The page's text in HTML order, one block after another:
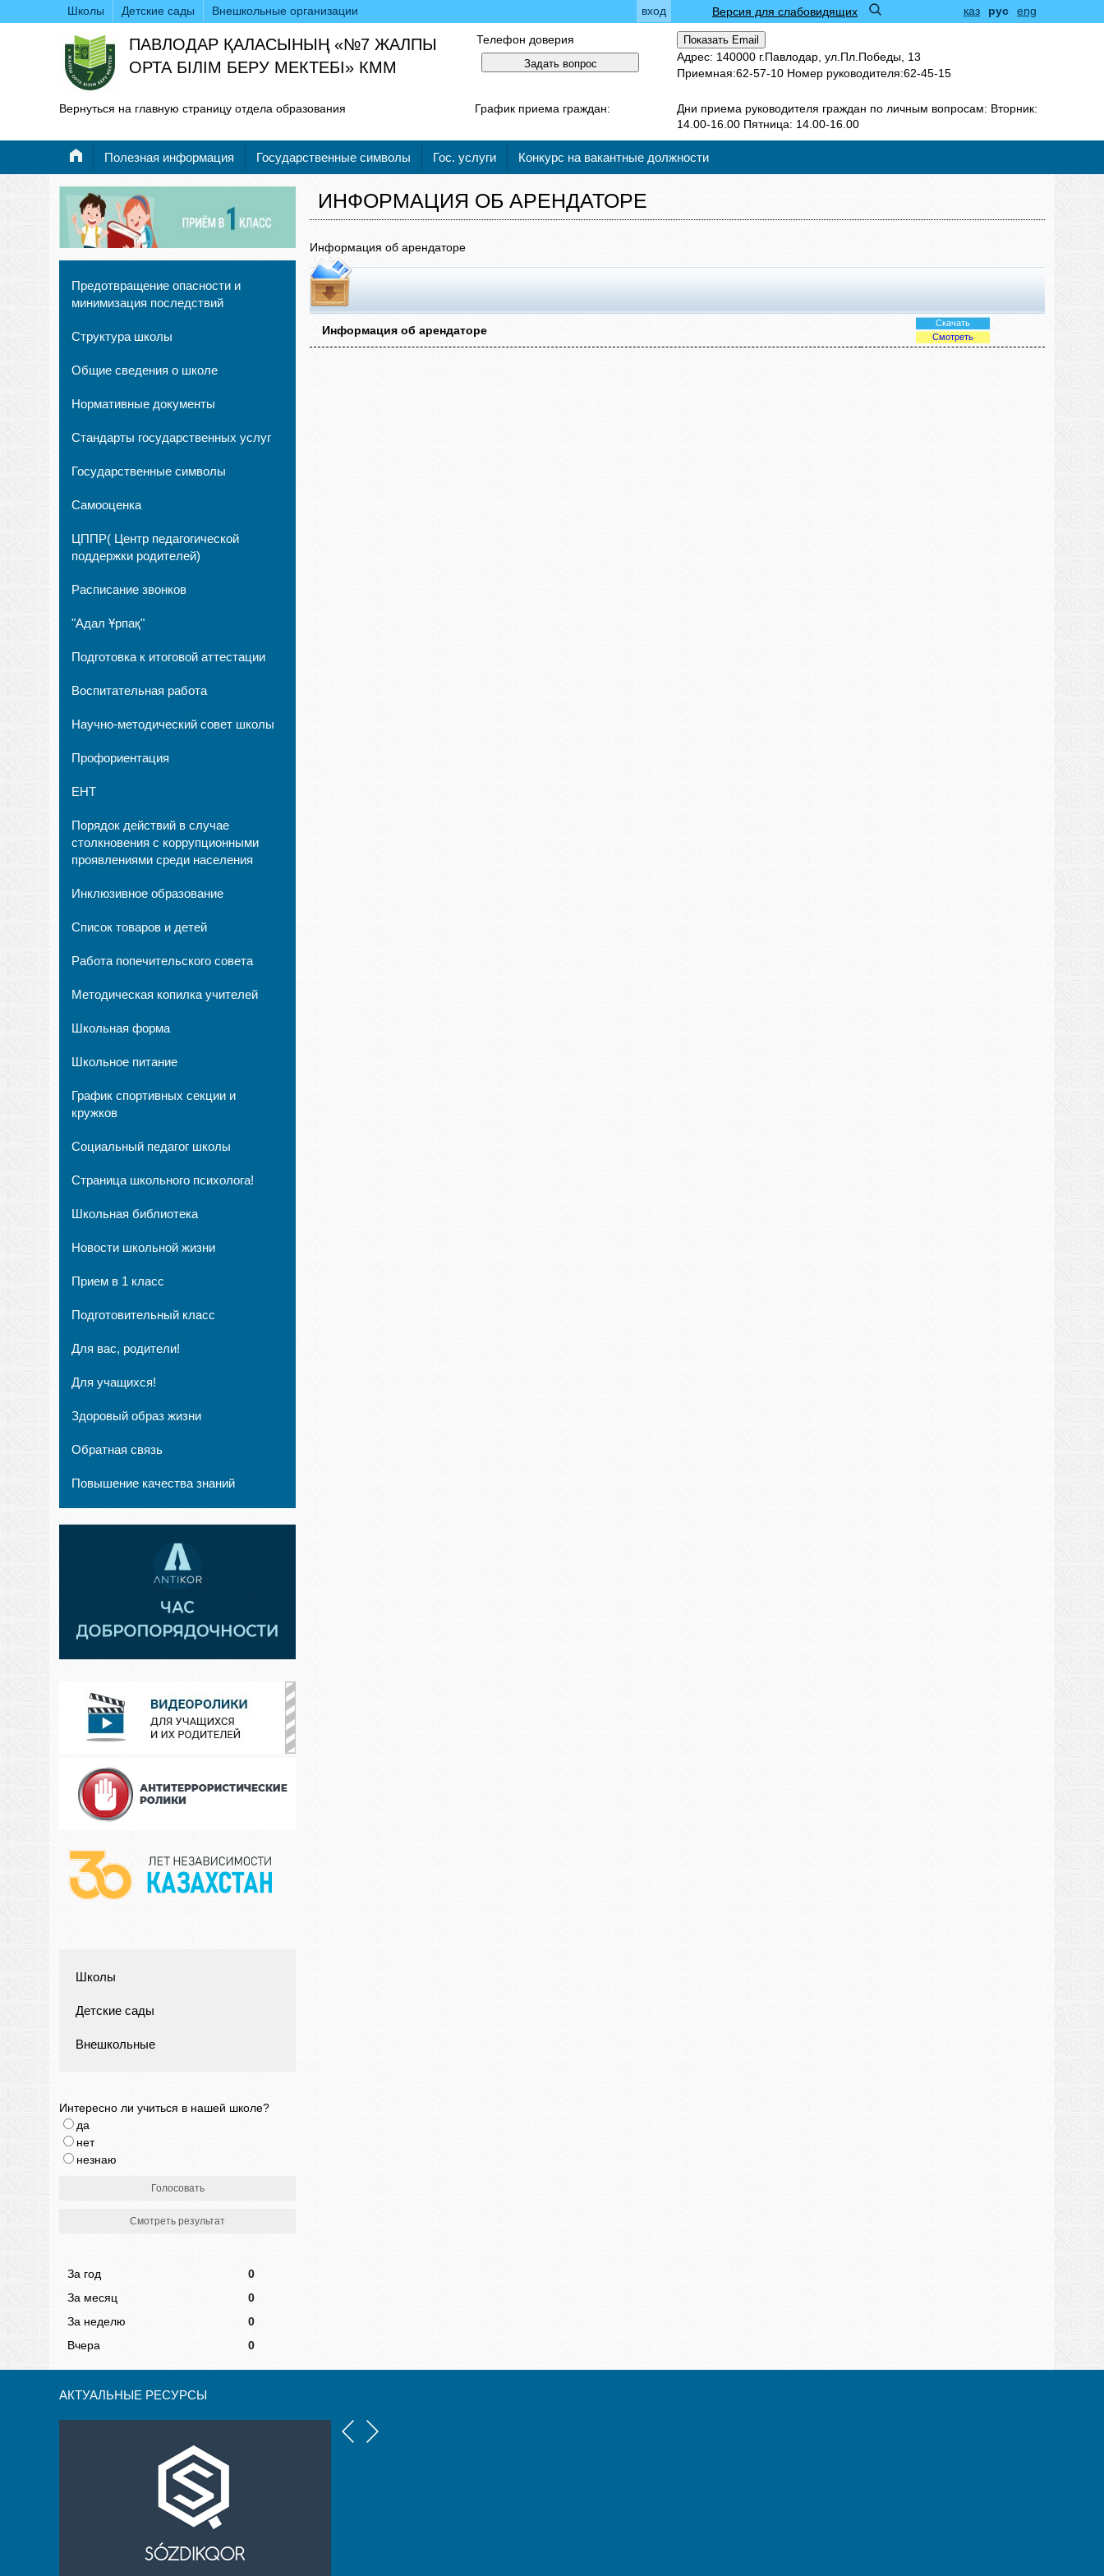
Школы Детские сады Внешкольные организации қаз рус eng
Версия для слабовидящих
вход
ПАВЛОДАР ҚАЛАСЫНЫҢ «№7 ЖАЛПЫ
ОРТА БІЛІМ БЕРУ МЕКТЕБІ» КММ
Телефон доверия
Задать вопрос
Показать Email
Адрес: 140000 г.Павлодар, ул.Пл.Победы, 13
Приемная:62-57-10 Номер руководителя:62-45-15
Вернуться на главную страницу отдела образования График приема граждан:
Дни приема руководителя граждан по личным вопросам: Вторник:
14.00-16.00 Пятница: 14.00-16.00
Полезная информация Государственные символы Гос. услуги Конкурс на вакантные должности
Предотвращение опасности и
минимизация последствий
Структура школы
Общие сведения о школе
Нормативные документы
Стандарты государственных услуг
Государственные символы
Самооценка
ЦППР( Центр педагогической
поддержки родителей)
Расписание звонков
"Адал Ұрпақ"
Подготовка к итоговой аттестации
Воспитательная работа
Научно-методический совет школы
Профориентация
ЕНТ
Порядок действий в случае
столкновения с коррупционными
проявлениями среди населения
Инклюзивное образование
Список товаров и детей
Работа попечительского совета
Методическая копилка учителей
Школьная форма
Школьное питание
График спортивных секции и
кружков
Социальный педагог школы
Страница школьного психолога!
Школьная библиотека
Новости школьной жизни
Прием в 1 класс
Подготовительный класс
Для вас, родители!
Для учащихся!
Здоровый образ жизни
Обратная связь
Повышение качества знаний
Школы
Детские сады
Внешкольные
Интересно ли учиться в нашей школе?
да
нет
незнаю
Голосовать
Смотреть результат
За год
0
За месяц
0
За неделю
0
Вчера
0
ИНФОРМАЦИЯ ОБ АРЕНДАТОРЕ
Информация об арендаторе
Информация об арендаторе
Скачать
Смотреть
АКТУАЛЬНЫЕ РЕСУРСЫ